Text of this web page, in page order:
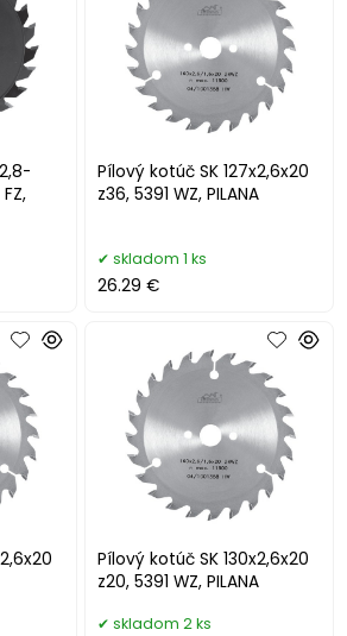
Pílový kotúč SK 127x2,6x20
z36, 5391 WZ, PILANA
skladom 1 ks
26.29 €
Pílový kotúč SK 130x2,6x20
z20, 5391 WZ, PILANA
skladom 2 ks